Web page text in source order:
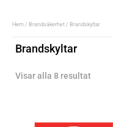
Hem/ Brandsäkerhet/ Brandskyltar
Brandskyltar
Visar alla 8 resultat